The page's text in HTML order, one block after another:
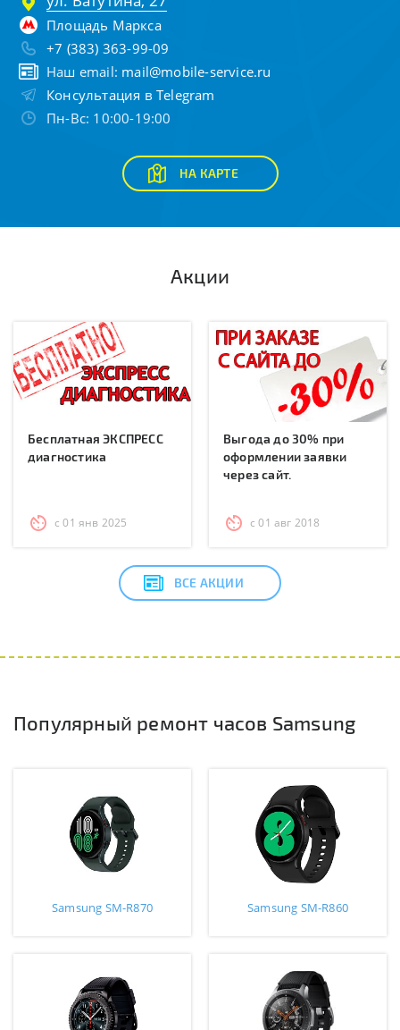
Площадь Маркса
+7 (383) 363-99-09
Наш email: mail@mobile-service.ru
Консультация в Telegram
Пн-Вс: 10:00-19:00
НА КАРТЕ
Акции
Бесплатная ЭКСПРЕСС
диагностика
с 01 янв 2025
Выгода до 30% при
оформлении заявки
через сайт.
с 01 авг 2018
ВСЕ АКЦИИ
Популярный ремонт часов Samsung
Samsung SM-R870 Samsung SM-R860